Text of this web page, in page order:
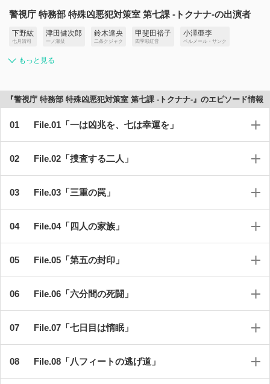
警視庁 特務部 特殊凶悪犯対策室 第七課 -トクナナ-の出演者
下野紘
七月清司
津田健次郎
一ノ瀬栞
鈴木達央
二条クジャク
甲斐田裕子
四季彩紅音
小澤亜李
ベルメール・サンク
もっと見る
『警視庁 特務部 特殊凶悪犯対策室 第七課 -トクナナ-』のエピソード情報
File.01「一は凶兆を、七は幸運を」
File.02「捜査する二人」
File.03「三重の罠」
File.04「四人の家族」
File.05「第五の封印」
File.06「六分間の死闘」
File.07「七日目は惰眠」
File.08「八フィートの逃げ道」